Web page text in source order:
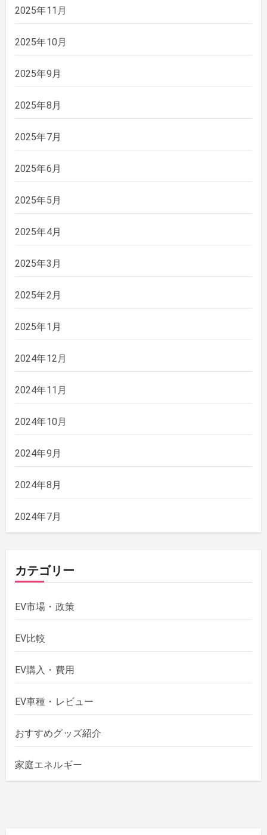
2025年11月
2025年10月
2025年9月
2025年8月
2025年7月
2025年6月
2025年5月
2025年4月
2025年3月
2025年2月
2025年1月
2024年12月
2024年11月
2024年10月
2024年9月
2024年8月
2024年7月
カテゴリー
EV市場・政策
EV比較
EV購入・費用
EV車種・レビュー
おすすめグッズ紹介
家庭エネルギー